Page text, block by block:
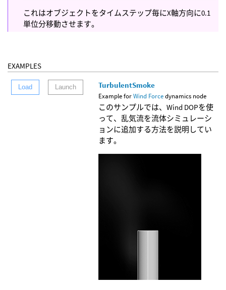
これはオブジェクトをタイムステップ毎にX軸方向に0.1
単位分移動させます。
EXAMPLES
Load Launch TurbulentSmoke
Example forWind Forcedynamics node
このサンプルでは、Wind DOPを使
って、乱気流を流体シミュレーシ
ョンに追加する方法を説明してい
ます。